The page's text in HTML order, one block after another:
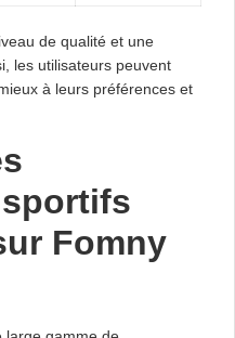
de qualité et une
les utilisateurs peuvent
à leurs préférences et
Fomny